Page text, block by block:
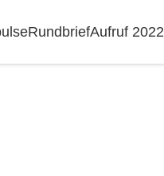
RundbriefAufruf 2022